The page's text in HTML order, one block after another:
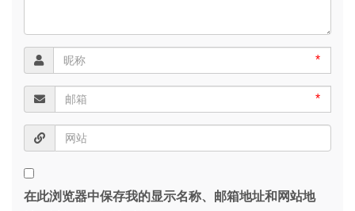
*
*
在此浏览器中保存我的显示名称、邮箱地址和网站地